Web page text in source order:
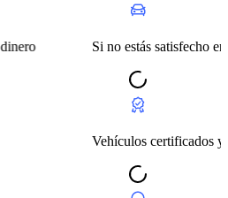
Si no estás satisfecho en 14
Vehículos certificados y bajo